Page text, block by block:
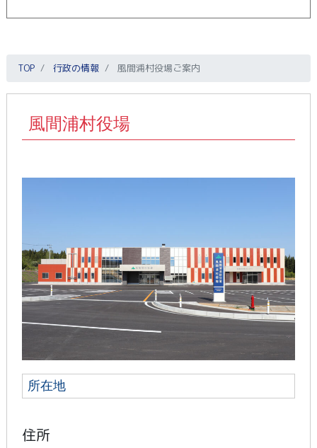
TOP 行政の情報 風間浦村役場ご案内
風間浦村役場
所在地
住所